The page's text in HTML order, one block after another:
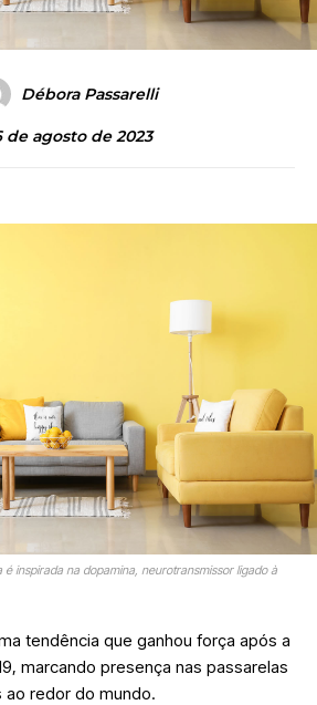
Débora Passarelli
de agosto de 2023
é inspirada na dopamina, neurotransmissor ligado à
tendência que ganhou força após a
marcando presença nas passarelas
redor do mundo.